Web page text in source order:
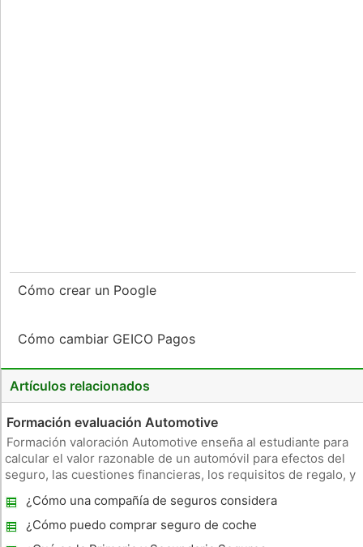
Cómo crear un Poogle
Cómo cambiar GEICO Pagos
Artículos relacionados
Formación evaluación Automotive
Formación valoración Automotive enseña al estudiante para
calcular el valor razonable de un automóvil para efectos del
seguro, las cuestiones financieras, los requisitos de regalo, y
especializados son contratados por las empresas de
automóvile
¿Cómo una compañía de seguros considera
un valor de carro
¿Cómo puedo comprar seguro de coche